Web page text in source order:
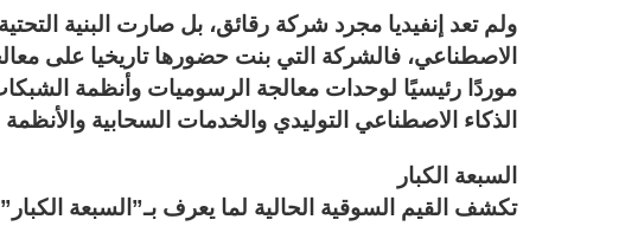
ولم تعد إنفيديا مجرد شركة رقائق، بل صارت البنية التحتية
الاصطناعي، فالشركة التي بنت حضورها تاريخيا على
موردًا رئيسيًا لوحدات معالجة الرسوميات وأنظمة
الذكاء الاصطناعي التوليدي والخدمات السحابية
السبعة الكبار
تكشف القيم السوقية الحالية لما يعرف بـ”السبعة